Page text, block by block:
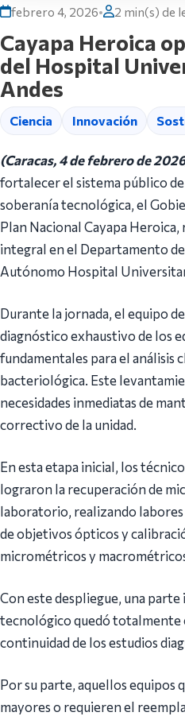
febrero 4, 2026• 2 min(s) de
Cayapa Heroica
del Hospital
Andes
Ciencia Innovación
(Caracas, 4 de febrero de
fortalecer el sistema público
soberanía tecnológica, el
Plan Nacional Cayapa
integral en el Departamento
Autónomo Hospital
Durante la jornada, el equipo
diagnóstico exhaustivo de los
fundamentales para el análisis
bacteriológica. Este
necesidades inmediatas de
correctivo de la unidad.
En esta etapa inicial, los
lograron la recuperación de
laboratorio, realizando
de objetivos ópticos y
micrométricos y
Con este despliegue, una
tecnológico quedó
continuidad de los estudios
Por su parte, aquellos equipos
mayores o requieren el